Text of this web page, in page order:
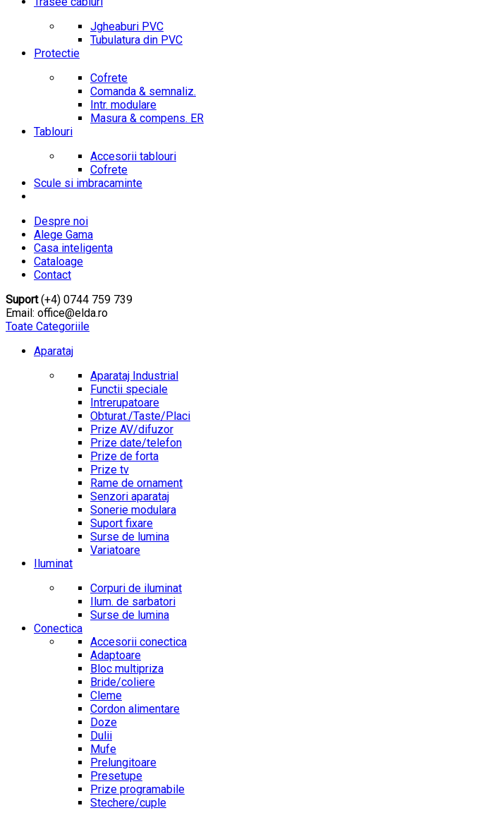
Jgheaburi PVC
Tubulatura din PVC
Protectie
Cofrete
Comanda & semnaliz.
Intr. modulare
Masura & compens. ER
Tablouri
Accesorii tablouri
Cofrete
Scule si imbracaminte
Despre noi
Alege Gama
Casa inteligenta
Cataloage
Contact
Suport(+4) 0744 759 739
Email: office@elda.ro
Toate Categoriile
Aparataj
Aparataj Industrial
Functii speciale
Intrerupatoare
Obturat./Taste/Placi
Prize AV/difuzor
Prize date/telefon
Prize de forta
Prize tv
Rame de ornament
Senzori aparataj
Sonerie modulara
Suport fixare
Surse de lumina
Variatoare
Iluminat
Corpuri de iluminat
Ilum. de sarbatori
Surse de lumina
Conectica
Accesorii conectica
Adaptoare
Bloc multipriza
Bride/coliere
Cleme
Cordon alimentare
Doze
Dulii
Mufe
Prelungitoare
Presetupe
Prize programabile
Stechere/cuple